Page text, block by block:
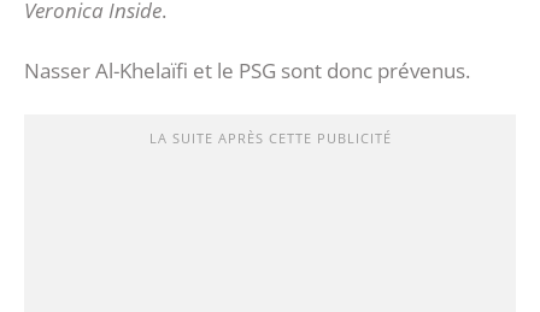
Veronica Inside.
Nasser Al-Khelaïfi et le PSG sont donc prévenus.
LA SUITE APRÈS CETTE PUBLICITÉ